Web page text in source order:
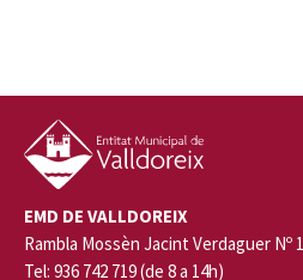
EMD DE VALLDOREIX
Rambla Mossèn Jacint Verdaguer Nº
Tel: 936 742 719 (de 8 a 14h)